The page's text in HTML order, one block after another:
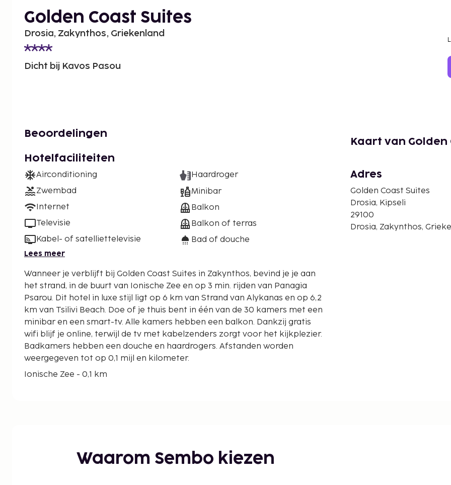
Golden Coast Suites
Drosia, Zakynthos, Griekenland
Dicht bij Kavos Pasou
Beoordelingen
Hotelfaciliteiten
Airconditioning
Zwembad
Internet
Televisie
Kabel- of satelliettelevisie
Haardroger
Minibar
Balkon
Balkon of terras
Bad of douche
Lees meer
Wanneer je verblijft bij Golden Coast Suites in Zakynthos, bevind je je aan
het strand, in de buurt van Ionische Zee en op 3 min. rijden van Panagia
Psarou. Dit hotel in luxe stijl ligt op 6 km van Strand van Alykanas en op 6,2
km van Tsilivi Beach. Doe of je thuis bent in één van de 30 kamers met een
minibar en een smart-tv. Alle kamers hebben een balkon. Dankzij gratis
wifi blijf je online, terwijl de tv met kabelzenders zorgt voor het kijkplezier.
Badkamers hebben een douche en haardrogers. Afstanden worden
weergegeven tot op 0,1 mijl en kilometer.
Ionische Zee - 0,1 km
Tsilivi Waterpark - 4,5 km
Kaart van Golden
Adres
Golden Coast Suites
Drosia, Kipseli
29100
Drosia, Zakynthos,
Waarom Sembo kiezen